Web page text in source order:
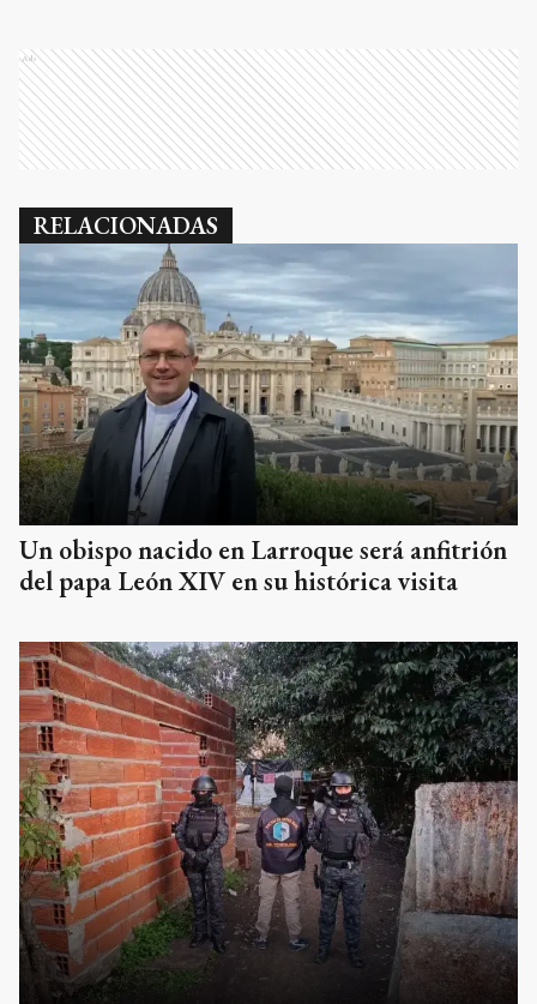
Ads
RELACIONADAS
Un obispo nacido en Larroque será anfitrión
del papa León XIV en su histórica visita